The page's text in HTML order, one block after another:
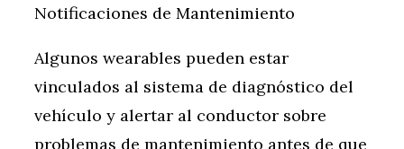
Notificaciones de Mantenimiento
Algunos wearables pueden estar
vinculados al sistema de diagnóstico del
vehículo y alertar al conductor sobre
problemas de mantenimiento antes de que